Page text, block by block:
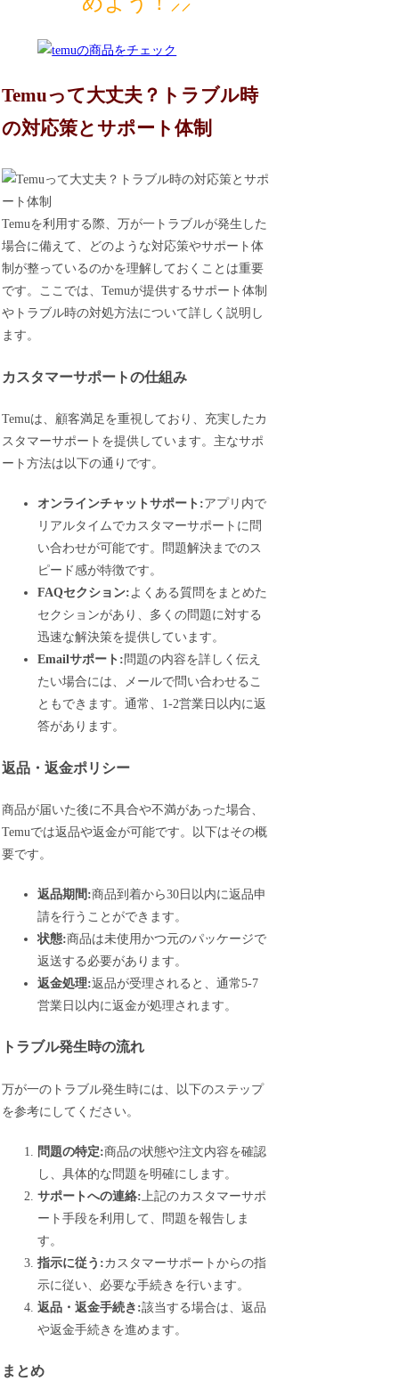
Temuって大丈夫？トラブル時
の対応策とサポート体制
Temuを利用する際、万が一トラブルが発生した
場合に備えて、どのような対応策やサポート体
制が整っているのかを理解しておくことは重要
です。ここでは、Temuが提供するサポート体制
やトラブル時の対処方法について詳しく説明し
ます。
カスタマーサポートの仕組み
Temuは、顧客満足を重視しており、充実したカ
スタマーサポートを提供しています。主なサポ
ート方法は以下の通りです。
オンラインチャットサポート:アプリ内で
リアルタイムでカスタマーサポートに問
い合わせが可能です。問題解決までのス
ピード感が特徴です。
FAQセクション: よくある質問をまとめた
セクションがあり、多くの問題に対する
迅速な解決策を提供しています。
Emailサポート: 問題の内容を詳しく伝え
たい場合には、メールで問い合わせるこ
ともできます。通常、1-2営業日以内に返
答があります。
返品・返金ポリシー
商品が届いた後に不具合や不満があった場合、
Temuでは返品や返金が可能です。以下はその概
要です。
返品期間:商品到着から30日以内に返品申
請を行うことができます。
状態:商品は未使用かつ元のパッケージで
返送する必要があります。
返金処理:返品が受理されると、通常5-7
営業日以内に返金が処理されます。
トラブル発生時の流れ
万が一のトラブル発生時には、以下のステップ
を参考にしてください。
問題の特定:商品の状態や注文内容を確認
し、具体的な問題を明確にします。
サポートへの連絡: 上記のカスタマーサポ
ート手段を利用して、問題を報告しま
す。
指示に従う:カスタマーサポートからの指
示に従い、必要な手続きを行います。
返品・返金手続き:該当する場合は、返品
や返金手続きを進めます。
まとめ